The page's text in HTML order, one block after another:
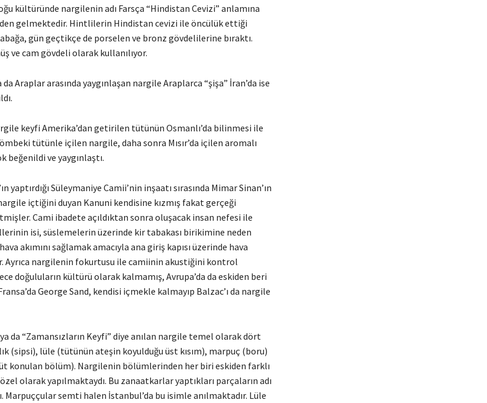
kültüründe nargilenin adı Farsça “Hindistan Cevizi” anlamına
gelmektedir. Hintlilerin Hindistan cevizi ile öncülük ettiği
gün geçtikçe de porselen ve bronz gövdelilerine bıraktı.
ve cam gövdeli olarak kullanılıyor.
Araplar arasında yaygınlaşan nargile Araplarca “şişa” İran’da ise
keyfi Amerika’dan getirilen tütünün Osmanlı’da bilinmesi ile
tütünle içilen nargile, daha sonra Mısır’da içilen aromalı
ve yaygınlaştı.
yaptırdığı Süleymaniye Camii’nin inşaatı sırasında Mimar Sinan’ın
içtiğini duyan Kanuni kendisine kızmış fakat gerçeği
Cami ibadete açıldıktan sonra oluşacak insan nefesi ile
isi, süslemelerin üzerinde kir tabakası birikimine neden
akımını sağlamak amacıyla ana giriş kapısı üzerinde hava
Ayrıca nargilenin fokurtusu ile camiinin akustiğini kontrol
doğuluların kültürü olarak kalmamış, Avrupa’da da eskiden beri
George Sand, kendisi içmekle kalmayıp Balzac’ı da nargile
da “Zamansızların Keyfi” diye anılan nargile temel olarak dört
(sipsi), lüle (tütünün ateşin koyulduğu üst kısım), marpuç (boru)
konulan bölüm). Nargilenin bölümlerinden her biri eskiden farklı
olarak yapılmaktaydı. Bu zanaatkarlar yaptıkları parçaların adı
Marpuççular semti halen İstanbul’da bu isimle anılmaktadır. Lüle